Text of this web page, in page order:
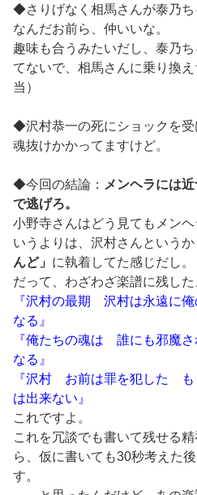
◆さりげなく相馬さんが泰乃ち
なんだお前ら、仲いいな。
趣味も合うみたいだし、泰乃
てないで、相馬さんに乗り換
当）
◆沢村恭一の死にショックを受
魂抜けかかってますけど。
◆今回の結論： メンヘラには
で逃げろ。
小野寺さんはどう見てもメン
いうよりは、沢村さんというか
んど」 に執着してた感じだし。
だって、わざわざ楽譜に残した
『沢村の最期 沢村は永遠に
なる』
『俺たちの魂は 誰にも邪魔
なる』
『沢村 お前は罪を犯した
は出来ない』
これですよ。
これを冗談でも書いて残せる
ら、仮に書いても30秒考えた
す。